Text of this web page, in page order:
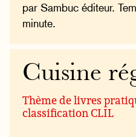
par Sambuc éditeur.
minute.
Cuisine
Thème de livres
classification CLIL